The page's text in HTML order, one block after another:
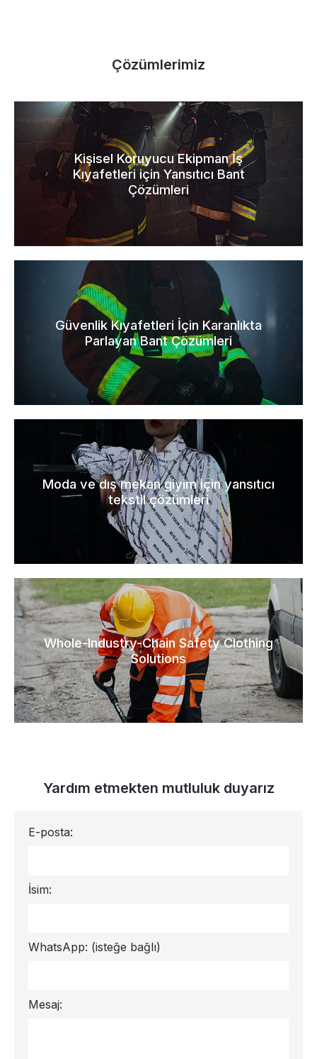
Çözümlerimiz
Kişisel Koruyucu Ekipman İş
Kıyafetleri için Yansıtıcı Bant
Çözümleri
Güvenlik Kıyafetleri İçin Karanlıkta
Parlayan Bant Çözümleri
Moda ve dış mekan giyim için yansıtıcı
tekstil çözümleri
Whole-Industry-Chain Safety Clothing
Solutions
Yardım etmekten mutluluk duyarız
E-posta:
İsim:
WhatsApp: (isteğe bağlı)
Mesaj: